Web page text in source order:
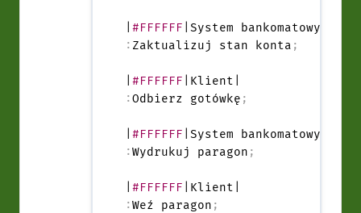
#FFFFFF
: Zaktualizuj stan konta ;
#FFFFFF
:Odbierz gotówkę ;
#FFFFFF
:Wydrukuj paragon ;
#FFFFFF
:Weź paragon ;